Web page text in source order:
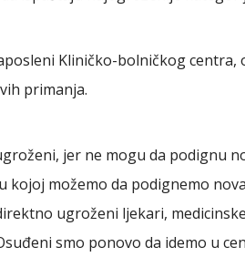
Kliničko-bolničkog centra,
primanja.
jer ne mogu da podignu
kojoj možemo da podignemo
ugroženi ljekari,
smo ponovo da idemo u